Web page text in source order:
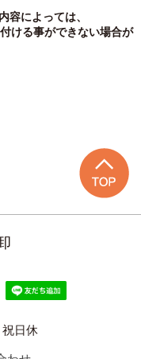
容によっては、
ける事ができない場合が
日休